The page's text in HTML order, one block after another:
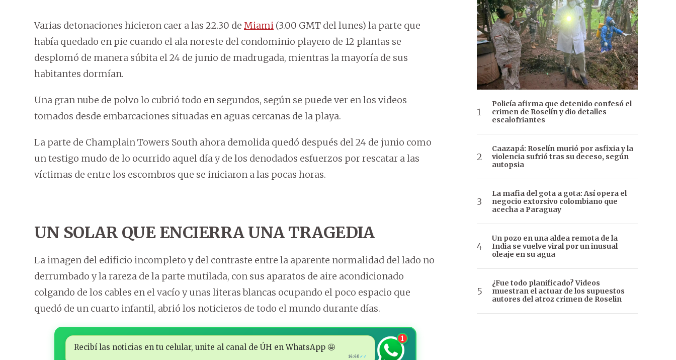
Varias detonaciones hicieron caer a las 22.30 de Miami (3.00 GMT del lunes) la parte que
había quedado en pie cuando el ala noreste del condominio playero de 12 plantas se
desplomó de manera súbita el 24 de junio de madrugada, mientras la mayoría de sus
habitantes dormían.
Una gran nube de polvo lo cubrió todo en segundos, según se puede ver en los videos
tomados desde embarcaciones situadas en aguas cercanas de la playa.
La parte de Champlain Towers South ahora demolida quedó después del 24 de junio como
un testigo mudo de lo ocurrido aquel día y de los denodados esfuerzos por rescatar a las
víctimas de entre los escombros que se iniciaron a las pocas horas.
UN SOLAR QUE ENCIERRA UNA TRAGEDIA
La imagen del edificio incompleto y del contraste entre la aparente normalidad del lado no
derrumbado y la rareza de la parte mutilada, con sus aparatos de aire acondicionado
colgando de los cables en el vacío y unas literas blancas ocupando el poco espacio que
quedó de un cuarto infantil, abrió los noticieros de todo el mundo durante días.
Recibí las noticias en tu celular, unite al canal de ÚH en WhatsApp 🤩
14:40 ✓✓
1
Policía afirma que detenido confesó el
crimen de Roselín y dio detalles
escalofriantes
Caazapá: Roselín murió por asfixia y la
violencia sufrió tras su deceso, según
autopsia
La mafia del gota a gota: Así opera el
negocio extorsivo colombiano que
acecha a Paraguay
Un pozo en una aldea remota de la
India se vuelve viral por un inusual
oleaje en su agua
¿Fue todo planificado? Videos
muestran el actuar de los supuestos
autores del atroz crimen de Roselin